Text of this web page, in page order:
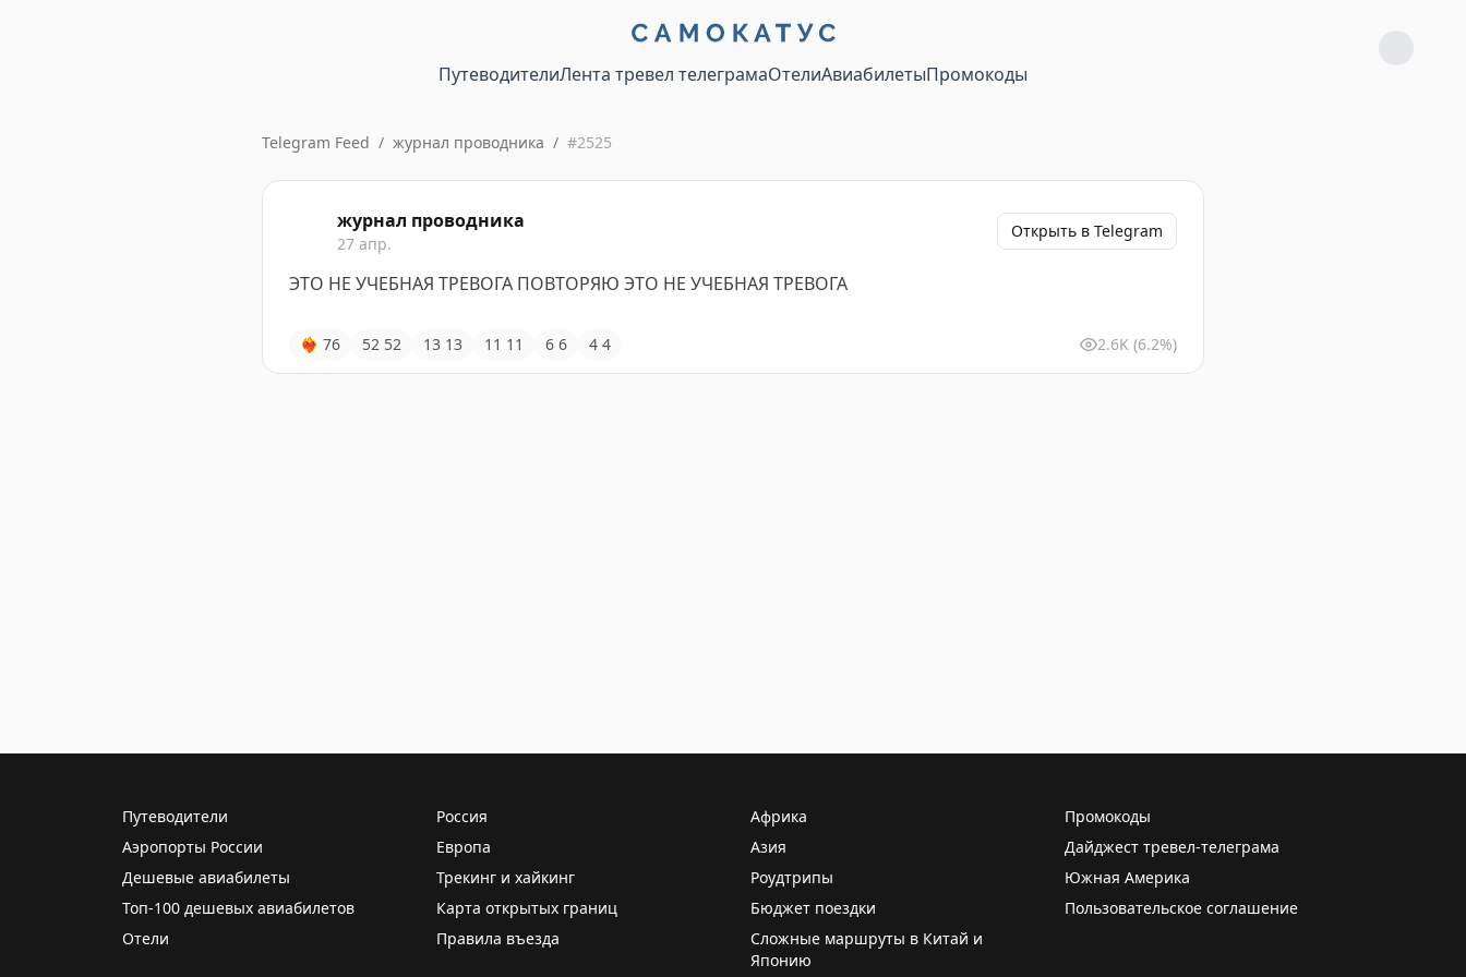
ПутеводителиЛента тревел телеграмаОтелиАвиабилетыПромокоды
Telegram Feed / журнал проводника / #2525
журнал проводника
27 апр.
Открыть в Telegram
ЭТО НЕ УЧЕБНАЯ ТРЕВОГА ПОВТОРЯЮ ЭТО НЕ УЧЕБНАЯ ТРЕВОГА
❤‍🔥 76 52 52 13 13 11 11 6 6 4 4 2.6K (6.2%)
Путеводители Россия Африка
Промокоды
Аэропорты России
Европа Азия
Дайджест тревел-телеграма
Дешевые авиабилеты
Трекинг и хайкинг Роудтрипы
Южная Америка
Топ-100 дешевых авиабилетов
Карта открытых границ Бюджет поездки
Пользовательское соглашение
Отели
Правила въезда
Сложные маршруты в Китай и
Японию